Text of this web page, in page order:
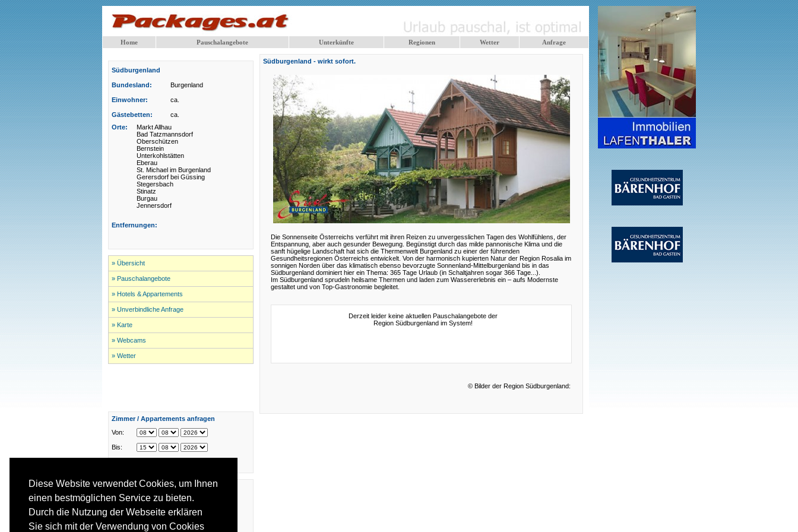
Diese Website verwendet Cookies, um Ihnen
einen bestmöglichen Service zu bieten.
Durch die Nutzung der Webseite erklären
Sie sich mit der Verwendung von Cookies
Home Pauschalangebote Unterkünfte Regionen Wetter Anfrage
Südburgenland
Bundesland: Burgenland
Einwohner: ca.
Gästebetten:
ca.
Orte:
Markt Allhau
Bad Tatzmannsdorf
Oberschützen
Bernstein
Unterkohlstätten
Eberau
St. Michael im Burgenland
Gerersdorf bei Güssing
Stegersbach
Stinatz
Burgau
Jennersdorf
Entfernungen:
» Übersicht
» Pauschalangebote
» Hotels & Appartements
» Unverbindliche Anfrage
» Karte
» Webcams
» Wetter
Zimmer / Appartements anfragen
Von:
Bis:
Das aktuelle Wetter in
Bad Tatzmannsdorf,Burgau
Jennersdorf , Stegersbach,Strem
Südburgenland - wirkt sofort.
Die Sonnenseite Österreichs verführt mit ihren Reizen zu unvergesslichen Tagen des Wohlfühlens, der
Entspannung, aber auch gesunder Bewegung. Begünstigt durch das milde pannonische Klima und die
sanft hügelige Landschaft hat sich die Thermenwelt Burgenland zu einer der führenden
Gesundheitsregionen Österreichs entwickelt. Von der harmonisch kupierten Natur der Region Rosalia im
sonnigen Norden über das klimatisch ebenso bevorzugte Sonnenland-Mittelburgenland bis in das
Südburgenland dominiert hier ein Thema: 365 Tage Urlaub (in Schaltjahren sogar 366 Tage...).
Im Südburgenland sprudeln heilsame Thermen und laden zum Wassererlebnis ein – aufs Modernste
gestaltet und von Top-Gastronomie begleitet.
Derzeit leider keine aktuellen Pauschalangebote der
Region Südburgenland im System!
© Bilder der Region Südburgenland: